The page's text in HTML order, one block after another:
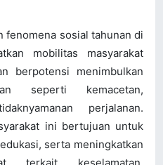
fenomena sosial tahunan di
mobilitas masyarakat
berpotensi menimbulkan
seperti kemacetan,
perjalanan.
ini bertujuan untuk
serta meningkatkan